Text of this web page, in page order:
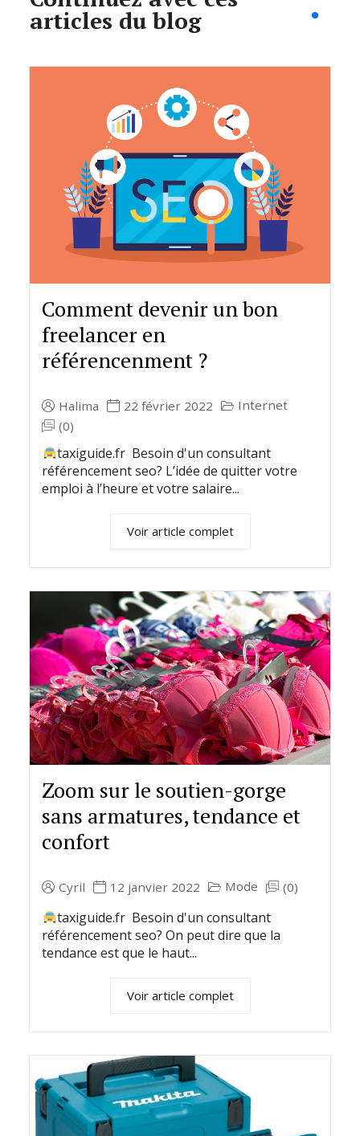
articles du blog
Comment devenir un bon
freelancer en
référencenment ?
Halima 22 février 2022
Internet
(0)
taxiguide.fr Besoin d'un consultant
référencement seo? L’idée de quitter votre
emploi à l’heure et votre salaire...
Voir article complet
Zoom sur le soutien-gorge
sans armatures, tendance et
confort
Cyril 12 janvier 2022 Mode (0)
taxiguide.fr Besoin d'un consultant
référencement seo? On peut dire que la
tendance est que le haut...
Voir article complet